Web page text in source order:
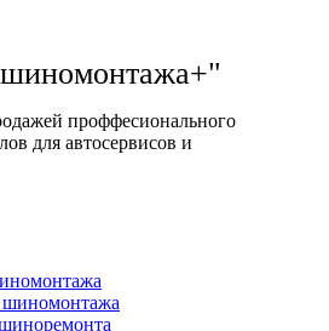
проффесионального
для автосервисов и
шиномонтажа